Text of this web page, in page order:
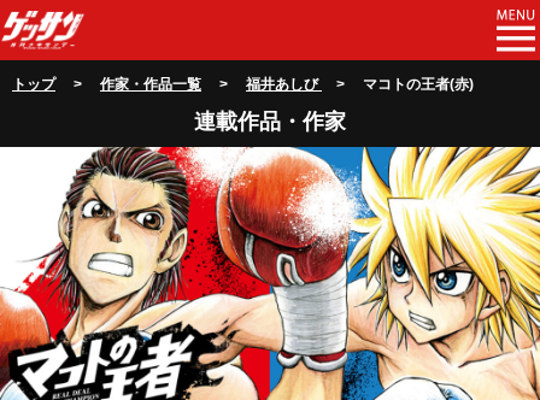
トップ> 作家・作品一覧 > 福井あしび > マコトの王者(赤)
連載作品・作家